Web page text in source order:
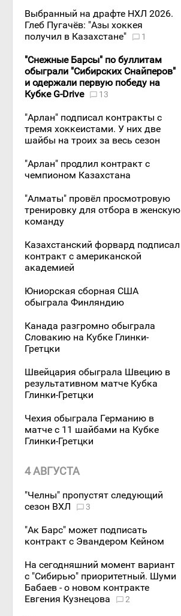
Выбранный на драфте НХЛ 2026.
Глеб Пугачёв: "Азы хоккея
получил в Казахстане"
1
"Снежные Барсы" по буллитам
обыграли "Сибирских Снайперов"
и одержали первую победу на
Кубке G-Drive
13
"Арлан" подписал контракты с
тремя хоккеистами. У них две
шайбы на троих за весь сезон
"Арлан" продлил контракт с
чемпионом Казахстана
"Алматы" провёл просмотровую
тренировку для отбора в женскую
команду
Казахстанский форвард подписал
контракт с американской
академией
Юниорская сборная США
обыграла Финляндию
Канада разгромно обыграла
Словакию на Кубке Глинки-
Гретцки
Швейцария обыграла Швецию в
результативном матче Кубка
Глинки-Гретцки
Чехия обыграла Германию в
матче с 11 шайбами на Кубке
Глинки-Гретцки
4 АВГУСТА
"Челны" пропустят следующий
сезон ВХЛ
3
"Ак Барс" может подписать
контракт с Эвандером Кейном
На сегодняшний момент вариант
с "Сибирью" приоритетный. Шуми
Бабаев - о новом контракте
Евгения Кузнецова
2